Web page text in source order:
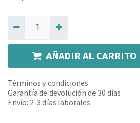
AÑADIR AL CARRITO
Términos y condiciones
Garantía de devolución de 30 días
Envío: 2-3 días laborales